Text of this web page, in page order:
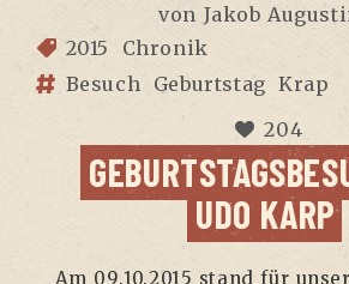
von Jakob
2015
Chronik
Besuch
Geburtstag Krap
204
UDO KARP
Am 09.10.2015 stand für